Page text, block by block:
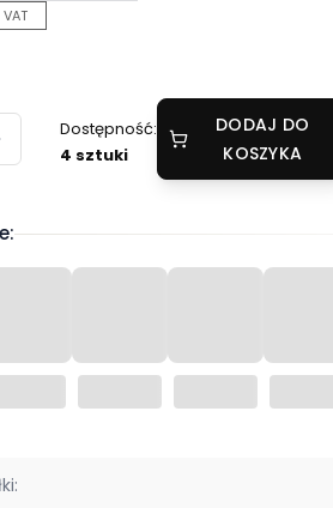
Dostępność:
4 sztuki
DODAJ DO
KOSZYKA